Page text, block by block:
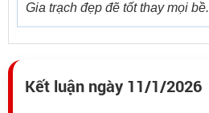
Gia trạch đẹp đẽ tốt thay mọi bề.
Kết luận ngày 11/1/2026